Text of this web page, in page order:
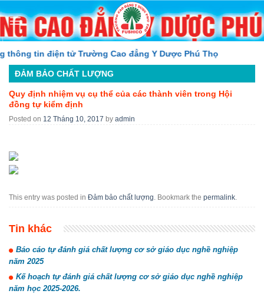
to
content
tin điện tử Trường Cao đẳng Y Dược Phú Thọ
ĐẢM BẢO CHẤT LƯỢNG
Quy định nhiệm vụ cụ thể của các thành viên trong Hội
đồng tự kiểm định
Posted on 12 Tháng 10, 2017 by admin
This entry was posted in Đảm bảo chất lượng . Bookmark the permalink
Tin khác
Báo cáo tự đánh giá chất lượng cơ sở giáo dục nghề nghiệp
năm 2025
Kế hoạch tự đánh giá chất lượng cơ sở giáo dục nghề nghiệp
năm học 2025-2026.